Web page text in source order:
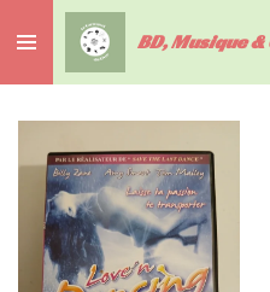
au
contenu
BD, Musique &